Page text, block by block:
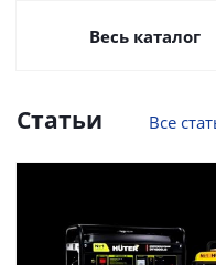
Весь каталог
Статьи Все